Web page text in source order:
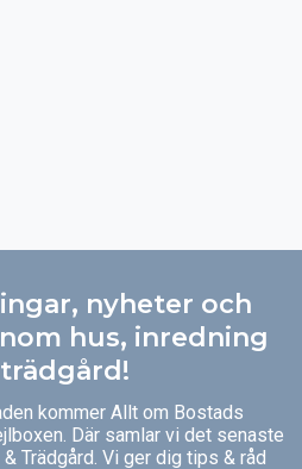
nyheter och
hus, inredning
kommer Allt om Bostads
Där samlar vi det senaste
Trädgård. Vi ger dig tips & råd